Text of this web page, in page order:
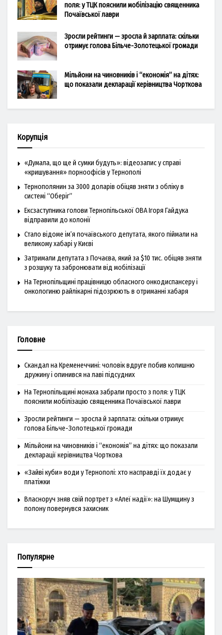
поля: у ТЦК пояснили мобілізацію священника
Почаївської лаври
Зросли рейтинги — зросла й зарплата: скільки
отримує голова Більче-Золотецької громади
Мільйони на чиновників і “економія” на дітях:
що показали декларації керівництва Чорткова
Корупція
«Думала, що ще й сумки будуть»: відеозапис у справі
«кришування» порноофісів у Тернополі
Тернополянин за 3000 доларів обіцяв зняти з обліку в
системі “Оберіг”
Ексзаступника голови Тернопільської ОВА Ігоря Гайдука
відправили до колонії
Стало відоме ім’я почаївського депутата, якого піймали на
великому хабарі у Києві
Затримали депутата з Почаєва, який за $10 тис. обіцяв зняти
з розшуку та забронювати від мобілізації
На Тернопільщині працівницю обласного онкодиспансеру і
онкологиню райлікарні підозрюють в отриманні хабаря
Головне
Скандал на Кременеччині: чоловік вдруге побив колишню
дружину і опинився на лаві підсудних
На Тернопільщині монаха забрали просто з поля: у ТЦК
пояснили мобілізацію священника Почаївської лаври
Зросли рейтинги — зросла й зарплата: скільки отримує
голова Більче-Золотецької громади
Мільйони на чиновників і “економія” на дітях: що показали
декларації керівництва Чорткова
«Зайві куби» води у Тернополі: хто насправді їх додає у
платіжки
Власноруч зняв свій портрет з «Алеї надії»: на Шумщину з
полону повернувся захисник
Популярне